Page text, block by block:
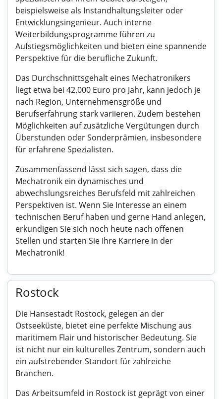
beispielsweise als Instandhaltungsleiter oder
Entwicklungsingenieur. Auch interne
Weiterbildungsprogramme führen zu
Aufstiegsmöglichkeiten und bieten eine spannende
Perspektive für die berufliche Zukunft.
Das Durchschnittsgehalt eines Mechatronikers
liegt etwa bei 42.000 Euro pro Jahr, kann jedoch je
nach Region, Unternehmensgröße und
Berufserfahrung stark variieren. Zudem bestehen
Möglichkeiten auf zusätzliche Vergütungen durch
Überstunden oder Sonderprämien, insbesondere
für erfahrene Spezialisten.
Zusammenfassend lässt sich sagen, dass die
Mechatronik ein dynamisches und
abwechslungsreiches Berufsfeld mit zahlreichen
Perspektiven ist. Wenn Sie Interesse an einem
technischen Beruf haben und gerne Hand anlegen,
erkundigen Sie sich noch heute nach offenen
Stellen und starten Sie Ihre Karriere in der
Mechatronik!
Rostock
Die Hansestadt Rostock, gelegen an der
Ostseeküste, bietet eine perfekte Mischung aus
maritimem Flair und historischer Bedeutung. Sie
ist nicht nur ein kulturelles Zentrum, sondern auch
ein aufstrebender Standort für zahlreiche
Branchen.
Das Arbeitsumfeld in Rostock ist geprägt von einer